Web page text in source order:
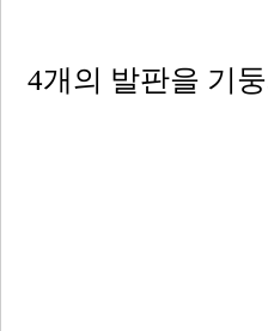
4개의 발판을 기